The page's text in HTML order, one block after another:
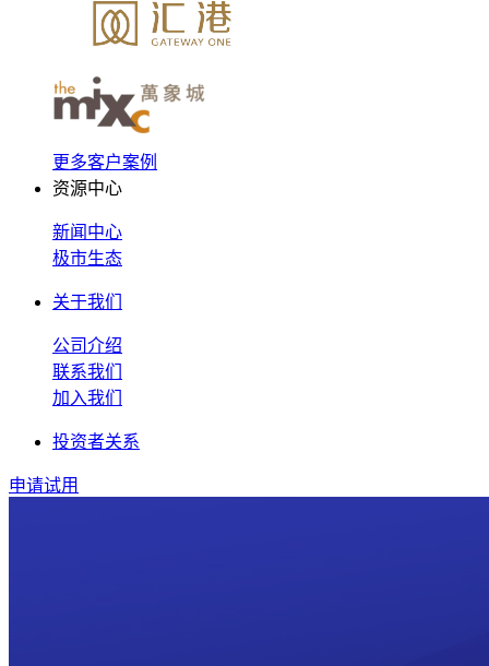
更多客户案例
资源中心
新闻中心
极市生态
关于我们
公司介绍
联系我们
加入我们
投资者关系
申请试用